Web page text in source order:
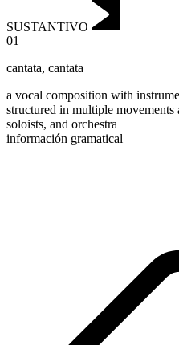
SUSTANTIVO
01
cantata, cantata
a vocal composition with
structured in multiple
soloists, and orchestra
información gramatical